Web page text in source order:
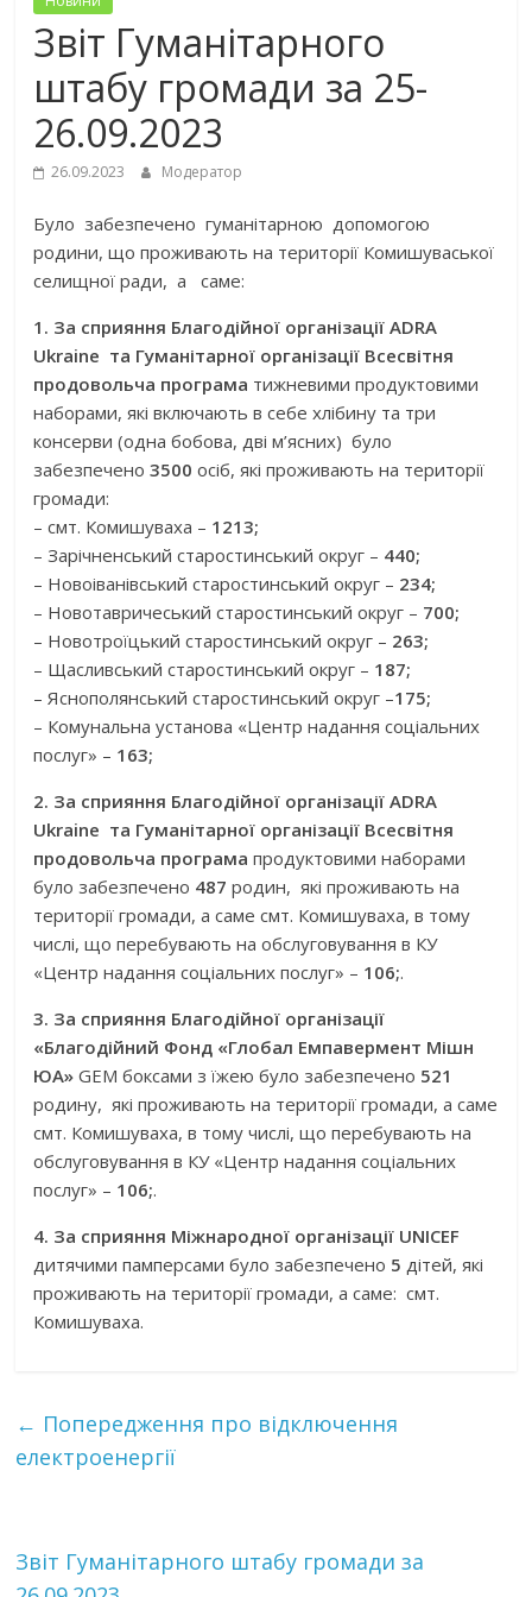
Звіт Гуманітарного
штабу громади за 25-
26.09.2023
26.09.2023 Модератор
Було забезпечено гуманітарною допомогою
родини, що проживають на території Комишуваської
селищної ради, а саме:
1. За сприяння Благодійної організації ADRA
Ukraine та Гуманітарної організації Всесвітня
продовольча програма тижневими продуктовими
наборами, які включають в себе хлібину та три
консерви (одна бобова, дві м’ясних) було
забезпечено3500 осіб, які проживають на території
громади:
– смт. Комишуваха – 1213;
– Зарічненський старостинський округ – 440;
– Новоіванівський старостинський округ – 234;
– Новотавричеський старостинський округ – 700;
– Новотроїцький старостинський округ – 263;
– Щасливський старостинський округ – 187;
– Яснополянський старостинський округ –175;
– Комунальна установа «Центр надання соціальних
послуг» – 163;
2. За сприяння Благодійної організації ADRA
Ukraine та Гуманітарної організації Всесвітня
продовольча програма продуктовими наборами
було забезпечено 487 родин, які проживають на
території громади, а саме смт. Комишуваха, в тому
числі, що перебувають на обслуговування в КУ
«Центр надання соціальних послуг» – 106;.
3. За сприяння Благодійної організації
«Благодійний Фонд «Глобал Емпавермент Мішн
ЮА»GEM боксами з їжею було забезпечено 521
родину, які проживають на території громади, а саме
смт. Комишуваха, в тому числі, що перебувають на
обслуговування в КУ «Центр надання соціальних
послуг» – 106;.
4. За сприяння Міжнародної організації UNICEF
дитячими памперсами було забезпечено 5 дітей, які
проживають на території громади, а саме: смт.
Комишуваха.
← Попередження про відключення
електроенергії
Звіт Гуманітарного штабу громади за